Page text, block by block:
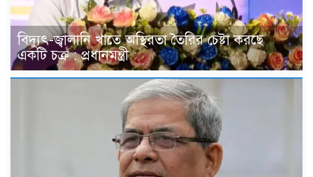
বিদ্যুৎ-জ্বালানি খাতে অস্থিরতা তৈরির চেষ্টা করছে
একটি চক্র : প্রধানমন্ত্রী